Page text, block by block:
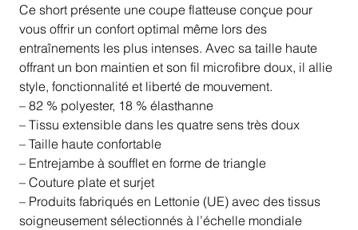
Ce short présente une coupe flatteuse conçue pour
vous offrir un confort optimal même lors des
entraînements les plus intenses. Avec sa taille haute
offrant un bon maintien et son fil microfibre doux, il allie
style, fonctionnalité et liberté de mouvement.
– 82 % polyester, 18 % élasthanne
– Tissu extensible dans les quatre sens très doux
– Taille haute confortable
– Entrejambe à soufflet en forme de triangle
– Couture plate et surjet
– Produits fabriqués en Lettonie (UE) avec des tissus
soigneusement sélectionnés à l’échelle mondiale